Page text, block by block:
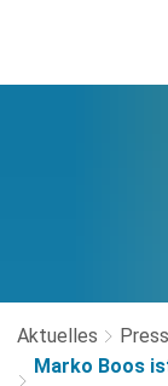
Aktuelles
Marko Boos